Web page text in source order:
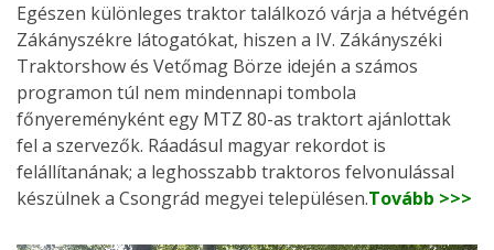
Egészen különleges traktor találkozó várja a hétvégén
Zákányszékre látogatókat, hiszen a IV. Zákányszéki
Traktorshow és Vetőmag Börze idején a számos
programon túl nem mindennapi tombola
főnyereményként egy MTZ 80-as traktort ajánlottak
fel a szervezők. Ráadásul magyar rekordot is
felállítanának; a leghosszabb traktoros felvonulással
készülnek a Csongrád megyei településen.Tovább >>>